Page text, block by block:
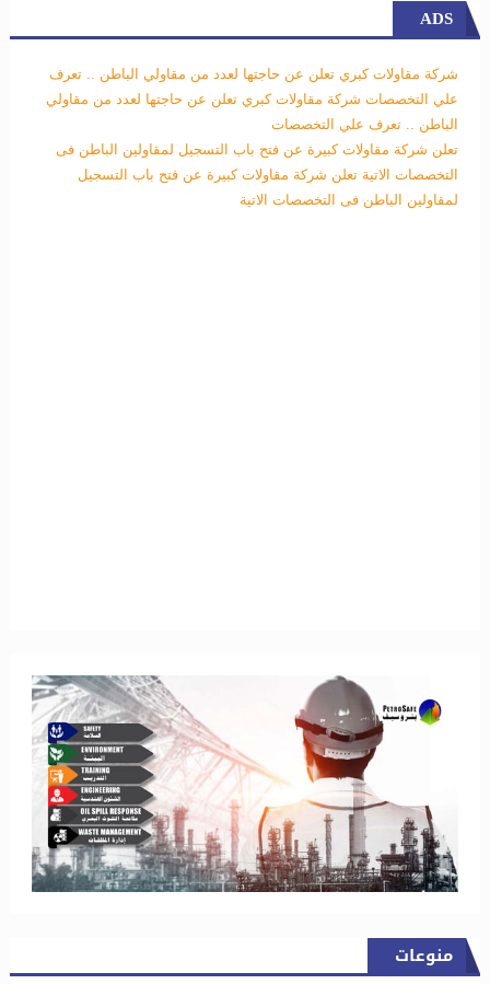
ADS
شركة مقاولات كبري تعلن عن حاجتها لعدد من مقاولي الباطن .. تعرف
علي التخصصات شركة مقاولات كبري تعلن عن حاجتها لعدد من مقاولي
الباطن .. تعرف علي التخصصات
تعلن شركة مقاولات كبيرة عن فتح باب التسجيل لمقاولين الباطن فى
التخصصات الاتية تعلن شركة مقاولات كبيرة عن فتح باب التسجيل
لمقاولين الباطن فى التخصصات الاتية
منوعات